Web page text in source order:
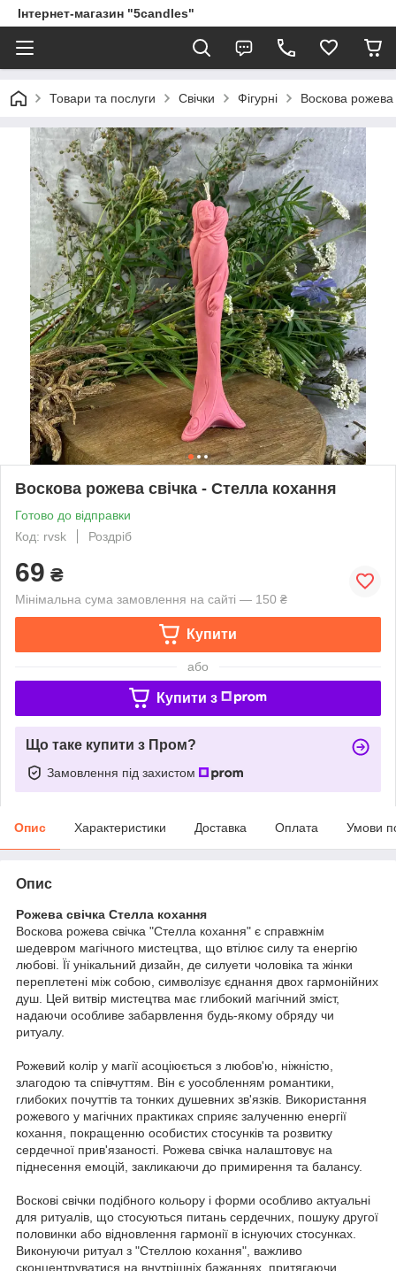
Інтернет-магазин "5candles"
Товари та послуги Свічки Фігурні Воскова рожева
Воскова рожева свічка - Стелла кохання
Готово до відправки
Код: rvsk
Роздріб
69 ₴
Мінімальна сума замовлення на сайті — 150 ₴
Купити
або
Купити з
Що таке купити з Пром?
Замовлення під захистом
Опис Характеристики Доставка Оплата Умови
Опис
Рожева свічка Стелла кохання
Воскова рожева свічка "Стелла кохання" є справжнім
шедевром магічного мистецтва, що втілює силу та енергію
любові. Її унікальний дизайн, де силуети чоловіка та жінки
переплетені між собою, символізує єднання двох гармонійних
душ. Цей витвір мистецтва має глибокий магічний зміст,
надаючи особливе забарвлення будь-якому обряду чи
ритуалу.
Рожевий колір у магії асоціюється з любов'ю, ніжністю,
злагодою та співчуттям. Він є уособленням романтики,
глибоких почуттів та тонких душевних зв'язків. Використання
рожевого у магічних практиках сприяє залученню енергії
кохання, покращенню особистих стосунків та розвитку
сердечної прив'язаності. Рожева свічка налаштовує на
піднесення емоцій, закликаючи до примирення та балансу.
Воскові свічки подібного кольору і форми особливо актуальні
для ритуалів, що стосуються питань сердечних, пошуку другої
половинки або відновлення гармонії в існуючих стосунках.
Виконуючи ритуал з "Стеллою кохання", важливо
сконцентруватися на внутрішніх бажаннях, притягаючи